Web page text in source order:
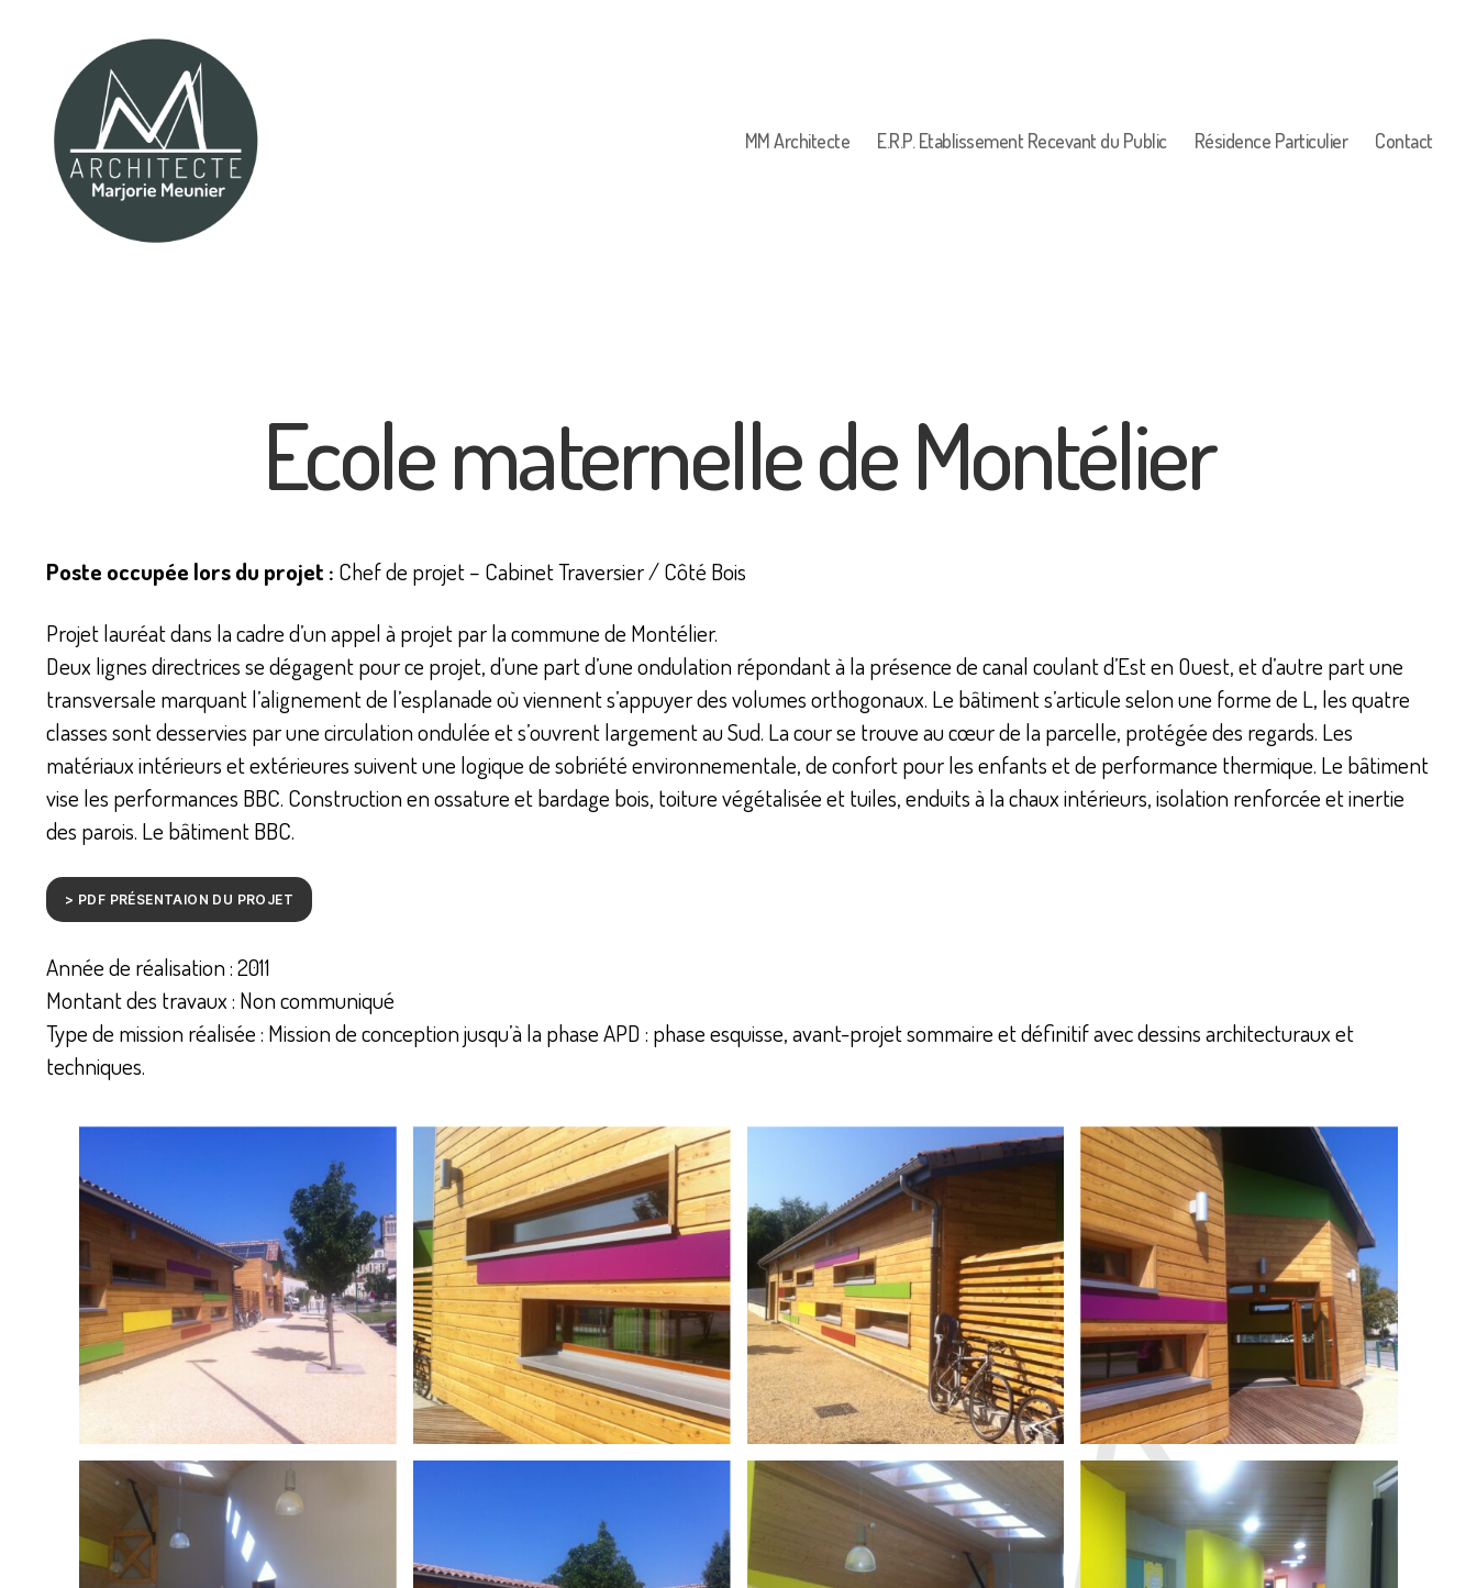
MM Architecte E.R.P. Etablissement Recevant du Public Résidence Particulier Contact
Ecole maternelle de Montélier
Poste occupée lors du projet : Chef de projet – Cabinet Traversier / Côté Bois
Projet lauréat dans la cadre d’un appel à projet par la commune de Montélier.
Deux lignes directrices se dégagent pour ce projet, d’une part d’une ondulation répondant à la présence de canal coulant d’Est en Ouest, et d’autre part une
transversale marquant l’alignement de l’esplanade où viennent s’appuyer des volumes orthogonaux. Le bâtiment s’articule selon une forme de L, les quatre
classes sont desservies par une circulation ondulée et s’ouvrent largement au Sud. La cour se trouve au cœur de la parcelle, protégée des regards. Les
matériaux intérieurs et extérieures suivent une logique de sobriété environnementale, de confort pour les enfants et de performance thermique. Le bâtiment
vise les performances BBC. Construction en ossature et bardage bois, toiture végétalisée et tuiles, enduits à la chaux intérieurs, isolation renforcée et inertie
des parois. Le bâtiment BBC.
> PDF PRÉSENTAION DU PROJET
Année de réalisation : 2011
Montant des travaux : Non communiqué
Type de mission réalisée : Mission de conception jusqu’à la phase APD : phase esquisse, avant-projet sommaire et définitif avec dessins architecturaux et
techniques.